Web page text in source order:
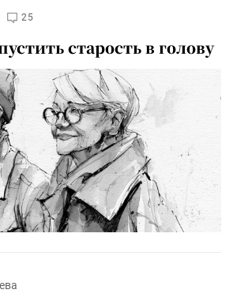
25
старость в голову